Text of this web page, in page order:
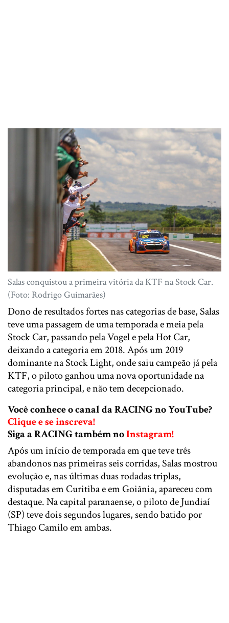
Salas conquistou a primeira vitória da KTF na Stock Car.
(Foto: Rodrigo Guimarães)
Dono de resultados fortes nas categorias de base, Salas
teve uma passagem de uma temporada e meia pela
Stock Car, passando pela Vogel e pela Hot Car,
deixando a categoria em 2018. Após um 2019
dominante na Stock Light, onde saiu campeão já pela
KTF, o piloto ganhou uma nova oportunidade na
categoria principal, e não tem decepcionado.
Você conhece o canal da RACING no YouTube?
Clique e se inscreva!
Siga a RACING também noInstagram!
Após um início de temporada em que teve três
abandonos nas primeiras seis corridas, Salas mostrou
evolução e, nas últimas duas rodadas triplas,
disputadas em Curitiba e em Goiânia, apareceu com
destaque. Na capital paranaense, o piloto de Jundiaí
(SP) teve dois segundos lugares, sendo batido por
Thiago Camilo em ambas.